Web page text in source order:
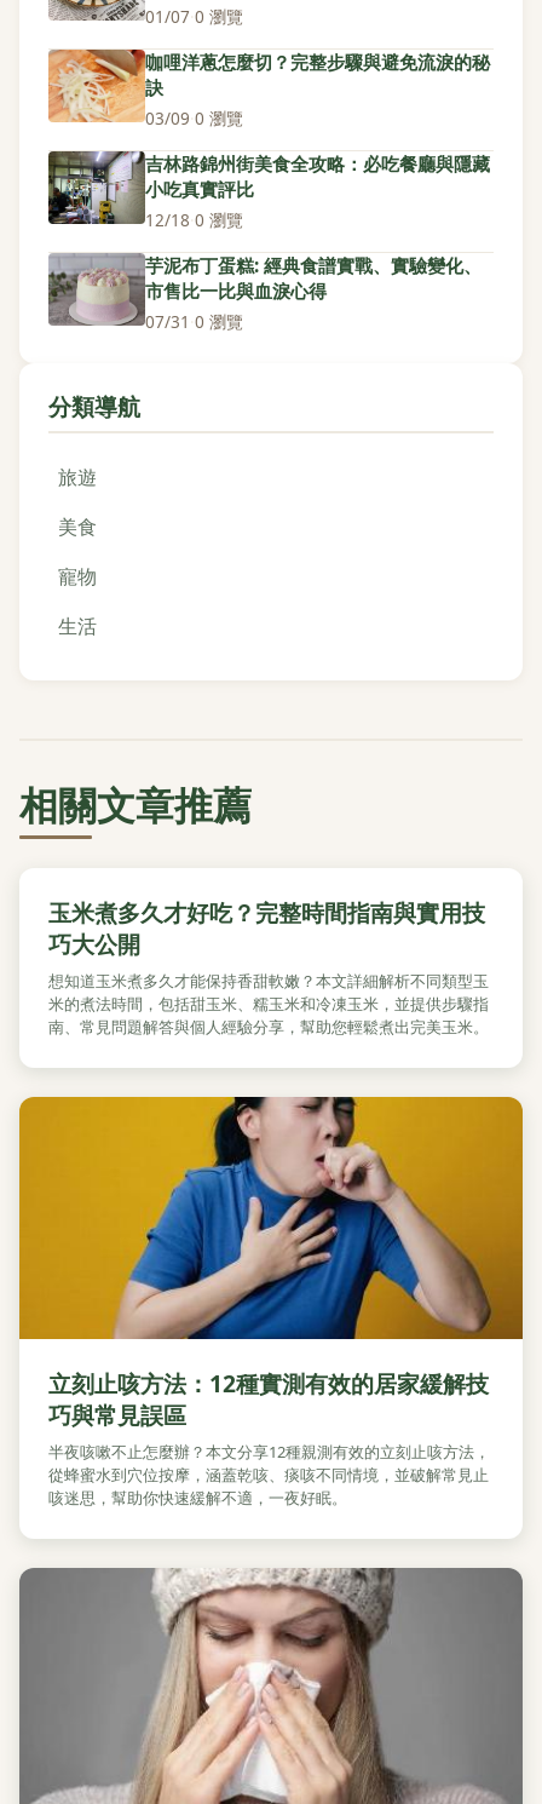
01/07·0 瀏覽
咖哩洋蔥怎麼切？完整步驟與避免流淚的秘
訣
03/09·0 瀏覽
吉林路錦州街美食全攻略：必吃餐廳與隱藏
小吃真實評比
12/18·0 瀏覽
芋泥布丁蛋糕: 經典食譜實戰、實驗變化、
市售比一比與血淚心得
07/31 ·0 瀏覽
分類導航
旅遊
美食
寵物
生活
相關文章推薦
玉米煮多久才好吃？完整時間指南與實用技
巧大公開
想知道玉米煮多久才能保持香甜軟嫩？本文詳細解析不同類型玉
米的煮法時間，包括甜玉米、糯玉米和冷凍玉米，並提供步驟指
南、常見問題解答與個人經驗分享，幫助您輕鬆煮出完美玉米。
立刻止咳方法：12種實測有效的居家緩解技
巧與常見誤區
半夜咳嗽不止怎麼辦？本文分享12種親測有效的立刻止咳方法，
從蜂蜜水到穴位按摩，涵蓋乾咳、痰咳不同情境，並破解常見止
咳迷思，幫助你快速緩解不適，一夜好眠。